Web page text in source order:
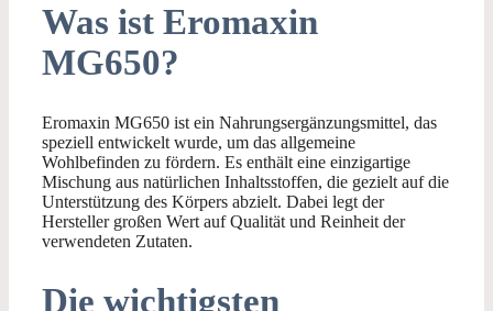
Was ist Eromaxin
MG650?
Eromaxin MG650 ist ein Nahrungsergänzungsmittel, das
speziell entwickelt wurde, um das allgemeine
Wohlbefinden zu fördern. Es enthält eine einzigartige
Mischung aus natürlichen Inhaltsstoffen, die gezielt auf die
Unterstützung des Körpers abzielt. Dabei legt der
Hersteller großen Wert auf Qualität und Reinheit der
verwendeten Zutaten.
Die wichtigsten